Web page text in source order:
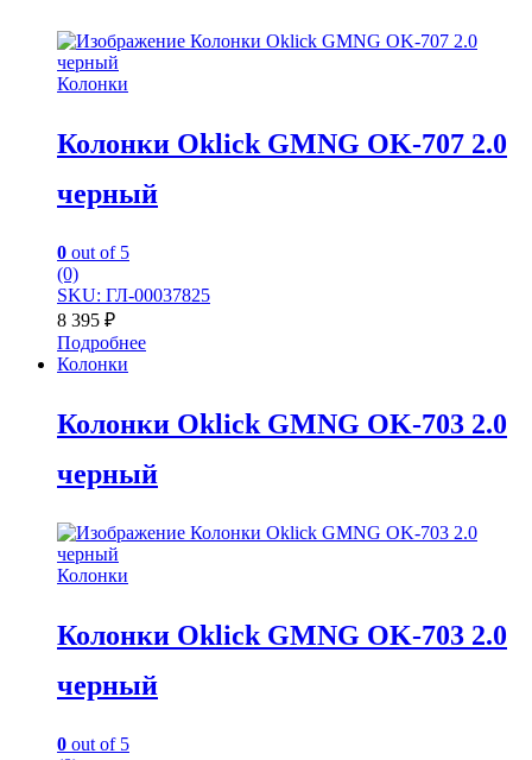
Колонки
Колонки Oklick GMNG OK-707 2.0
черный
0 out of 5
(0)
SKU: ГЛ-00037825
8 395 ₽
Подробнее
Колонки
Колонки Oklick GMNG OK-703 2.0
черный
Колонки
Колонки Oklick GMNG OK-703 2.0
черный
0 out of 5